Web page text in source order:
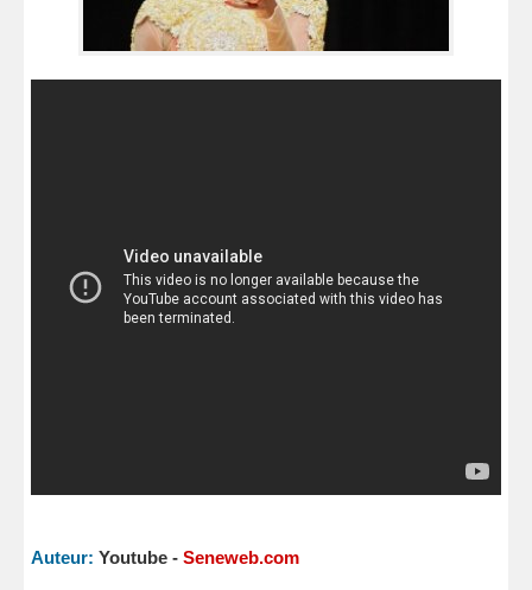
Auteur: Youtube - Seneweb.com